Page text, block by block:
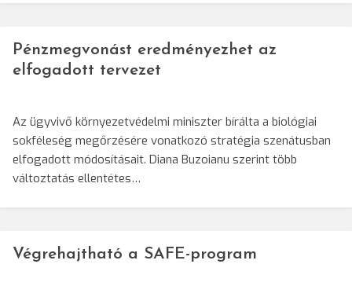
Pénzmegvonást eredményezhet az
elfogadott tervezet
Az ügyvivő környezetvédelmi miniszter bírálta a biológiai
sokféleség megőrzésére vonatkozó stratégia szenátusban
elfogadott módosításait. Diana Buzoianu szerint több
változtatás ellentétes…
Végrehajtható a SAFE-program